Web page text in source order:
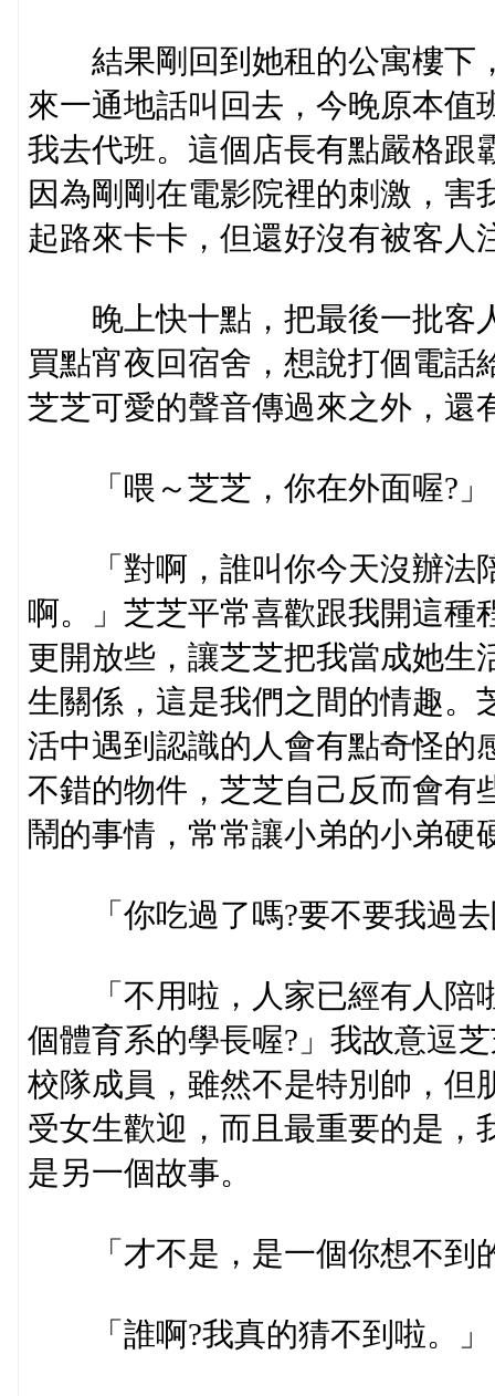
結果剛回到她租的公寓樓下
來一通地話叫回去，今晚原本值
我去代班。這個店長有點嚴格跟
因為剛剛在電影院裡的刺激，
起路來卡卡，但還好沒有被客人
晚上快十點，把最後一批客
買點宵夜回宿舍，想說打個電話
芝芝可愛的聲音傳過來之外，還
「喂～芝芝，你在外面喔?」
「對啊，誰叫你今天沒辦法
啊。」芝芝平常喜歡跟我開這種
更開放些，讓芝芝把我當成她生
生關係，這是我們之間的情趣。
活中遇到認識的人會有點奇怪的
不錯的物件，芝芝自己反而會有
鬧的事情，常常讓小弟的小弟硬
「你吃過了嗎?要不要我過去
「不用啦，人家已經有人陪
個體育系的學長喔?」我故意逗
校隊成員，雖然不是特別帥，但
受女生歡迎，而且最重要的是，
是另一個故事。
「才不是，是一個你想不到
「誰啊?我真的猜不到啦。」